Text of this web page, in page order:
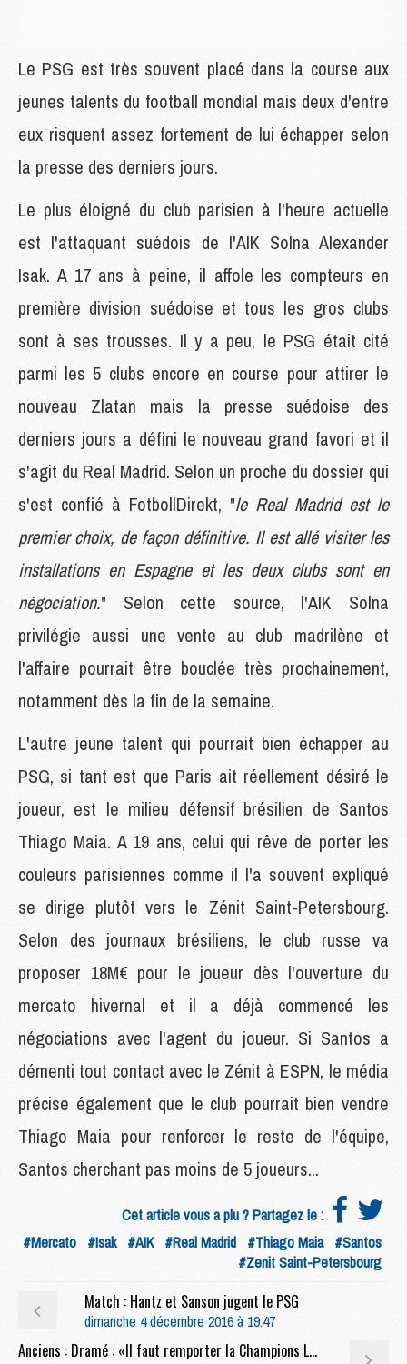
Le PSG est très souvent placé dans la course aux
jeunes talents du football mondial mais deux d'entre
eux risquent assez fortement de lui échapper selon
la presse des derniers jours.
Le plus éloigné du club parisien à l'heure actuelle
est l'attaquant suédois de l'AIK Solna Alexander
Isak. A 17 ans à peine, il affole les compteurs en
première division suédoise et tous les gros clubs
sont à ses trousses. Il y a peu, le PSG était cité
parmi les 5 clubs encore en course pour attirer le
nouveau Zlatan mais la presse suédoise des
derniers jours a défini le nouveau grand favori et il
s'agit du Real Madrid. Selon un proche du dossier qui
s'est confié à FotbollDirekt, "le Real Madrid est le
premier choix, de façon définitive. Il est allé visiter les
installations en Espagne et les deux clubs sont en
négociation." Selon cette source, l'AIK Solna
privilégie aussi une vente au club madrilène et
l'affaire pourrait être bouclée très prochainement,
notamment dès la fin de la semaine.
L'autre jeune talent qui pourrait bien échapper au
PSG, si tant est que Paris ait réellement désiré le
joueur, est le milieu défensif brésilien de Santos
Thiago Maia. A 19 ans, celui qui rêve de porter les
couleurs parisiennes comme il l'a souvent expliqué
se dirige plutôt vers le Zénit Saint-Petersbourg.
Selon des journaux brésiliens, le club russe va
proposer 18M€ pour le joueur dès l'ouverture du
mercato hivernal et il a déjà commencé les
négociations avec l'agent du joueur. Si Santos a
démenti tout contact avec le Zénit à ESPN, le média
précise également que le club pourrait bien vendre
Thiago Maia pour renforcer le reste de l'équipe,
Santos cherchant pas moins de 5 joueurs...
Cet article vous a plu ? Partagez le :
#Mercato #Isak #AIK #Real Madrid #Thiago Maia #Santos
#Zenit Saint-Petersbourg
Match : Hantz et Sanson jugent le PSG
dimanche 4 décembre 2016 à 19:47
Anciens : Dramé : «Il faut remporter la Champions League pour définitivement passer un cap»